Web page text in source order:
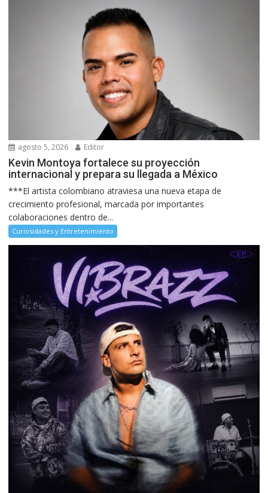
agosto 5, 2026 Editor
Kevin Montoya fortalece su proyección
internacional y prepara su llegada a México
***El artista colombiano atraviesa una nueva etapa de
crecimiento profesional, marcada por importantes
colaboraciones dentro de...
Curiosidades y Entretenimiento